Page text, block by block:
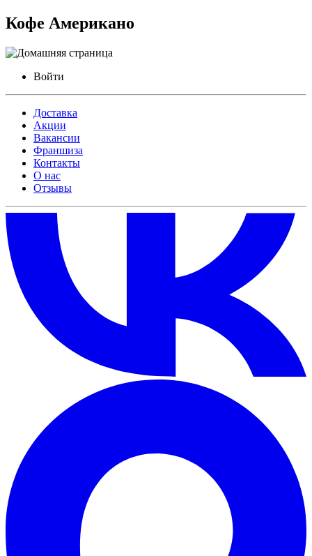
Кофе Американо
Войти
Доставка
Акции
Вакансии
Франшиза
Контакты
О нас
Отзывы